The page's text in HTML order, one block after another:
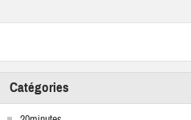
Catégories